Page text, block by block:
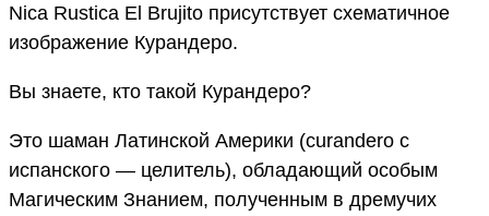
Nica Rustica El Brujito присутствует схематичное
изображение Курандеро.
Вы знаете, кто такой Курандеро?
Это шаман Латинской Америки (curandero с
испанского — целитель), обладающий особым
Магическим Знанием, полученным в дремучих